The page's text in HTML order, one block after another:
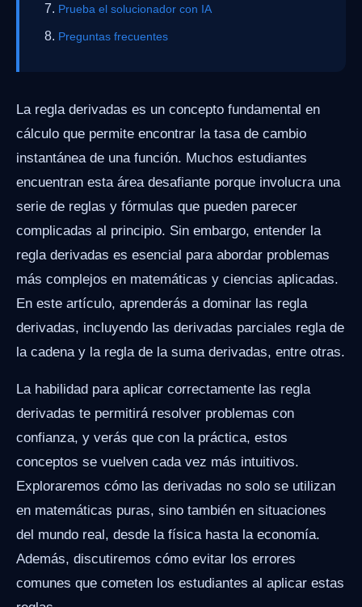
Prueba el solucionador con IA
Preguntas frecuentes
La regla derivadas es un concepto fundamental en
cálculo que permite encontrar la tasa de cambio
instantánea de una función. Muchos estudiantes
encuentran esta área desafiante porque involucra una
serie de reglas y fórmulas que pueden parecer
complicadas al principio. Sin embargo, entender la
regla derivadas es esencial para abordar problemas
más complejos en matemáticas y ciencias aplicadas.
En este artículo, aprenderás a dominar las regla
derivadas, incluyendo las derivadas parciales regla de
la cadena y la regla de la suma derivadas, entre otras.
La habilidad para aplicar correctamente las regla
derivadas te permitirá resolver problemas con
confianza, y verás que con la práctica, estos
conceptos se vuelven cada vez más intuitivos.
Exploraremos cómo las derivadas no solo se utilizan
en matemáticas puras, sino también en situaciones
del mundo real, desde la física hasta la economía.
Además, discutiremos cómo evitar los errores
comunes que cometen los estudiantes al aplicar estas